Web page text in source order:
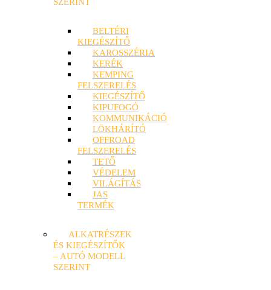
BELTÉRI
KIEGÉSZÍTŐ
KAROSSZÉRIA
KERÉK
KEMPING
FELSZERELÉS
KIEGÉSZÍTŐ
KIPUFOGÓ
KOMMUNIKÁCIÓ
LÖKHÁRÍTÓ
OFFROAD
FELSZERELÉS
TETŐ
VÉDELEM
VILÁGÍTÁS
JAS
TERMÉK
ALKATRÉSZEK
ÉS KIEGÉSZÍTŐK
– AUTÓ MODELL
SZERINT